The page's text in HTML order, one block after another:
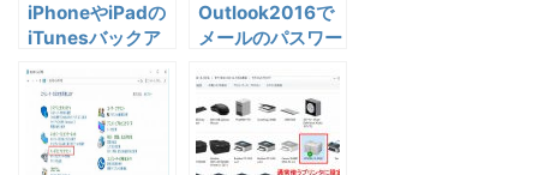
iPhoneやiPadの
iTunesバックア
ップの保存先変更
方法（Cドライブ
の容量が少ない場
合など）
Outlook2016で
メールのパスワー
からない場合の対
処法